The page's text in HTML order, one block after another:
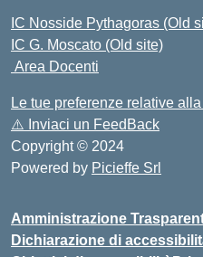
IC Nosside Pythagoras (Old
IC G. Moscato (Old site)
Area Docenti
Le tue preferenze relative
⚠️ Inviaci un FeedBack
Copyright © 2024
Powered by Picieffe Srl
Amministrazione
Dichiarazione di